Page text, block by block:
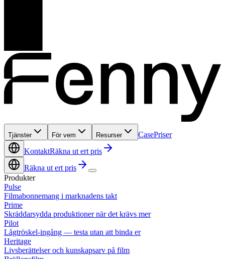
Tjänster För vem Resurser CasePriser
KontaktRäkna ut ert pris
Räkna ut ert pris
Produkter
Pulse
Filmabonnemang i marknadens takt
Prime
Skräddarsydda produktioner när det krävs mer
Pilot
Lågtröskel-ingång — testa utan att binda er
Heritage
Livsberättelser och kunskapsarv på film